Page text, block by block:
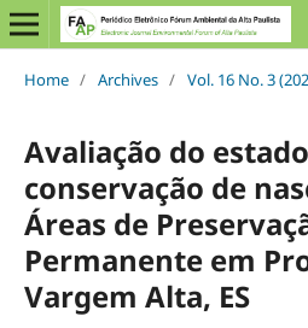
Home / Archives / Vol. 16 No. 3
Avaliação do
conservação de
Áreas de
Permanente em
Vargem Alta, ES